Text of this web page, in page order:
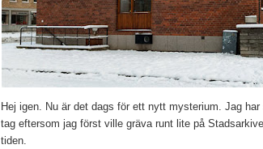
Hej igen. Nu är det dags för ett nytt mysterium. Jag
tag eftersom jag först ville gräva runt lite på
tiden.